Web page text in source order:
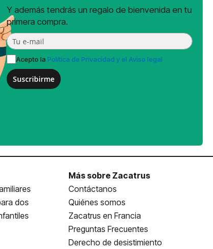
Y además tendrás un regalo de bienvenida en tu
primera compra.
Acepto la Política de Privacidad y el Aviso legal
Suscribirme
dos
Más sobre Zacatrus
Contáctanos
Quiénes somos
Zacatrus en Francia
Preguntas Frecuentes
Derecho de desistimiento